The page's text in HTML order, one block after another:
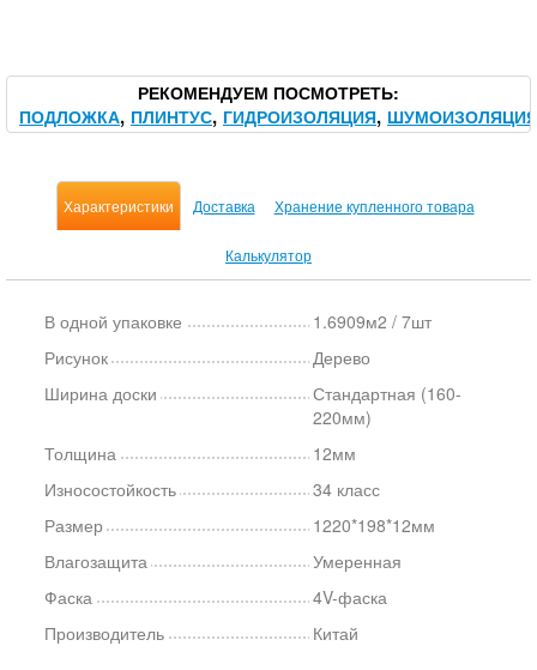
РЕКОМЕНДУЕМ ПОСМОТРЕТЬ
ПОДЛОЖКА ПЛИНТУС ГИДРОИЗОЛЯЦИЯ ШУМОИЗОЛЯЦИЯ
Характеристики Доставка Хранение купленного товара
Калькулятор
В одной упаковке
1.6909м2 / 7шт
Рисунок
Дерево
Ширина доски
Стандартная (160-
220мм)
Толщина
12мм
Износостойкость
34 класс
Размер
1220*198*12мм
Влагозащита
Умеренная
Фаска
4V-фаска
Производитель
Китай